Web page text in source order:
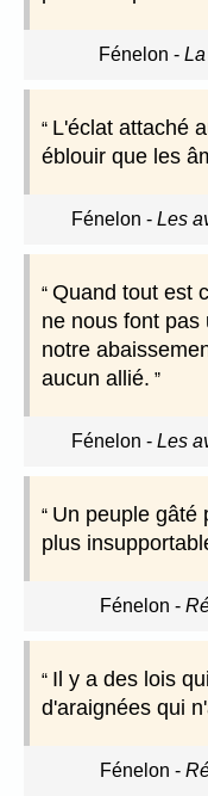
Fénelon -
L'éclat attaché
éblouir que les
Fénelon - Les
Quand tout est
ne nous font pas
notre
aucun allié.
Fénelon - Les
Un peuple gâté
plus
Fénelon -
Il y a des lois
d'araignées qui
Fénelon -